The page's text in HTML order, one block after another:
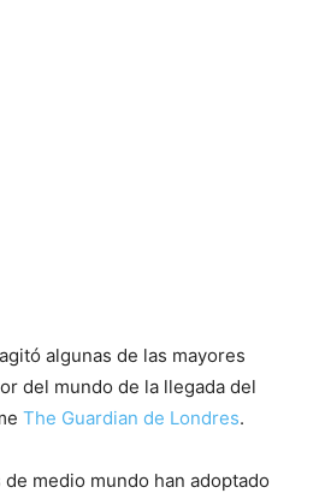
algunas de las mayores
del mundo de la llegada del
The Guardian de Londres.
medio mundo han adoptado